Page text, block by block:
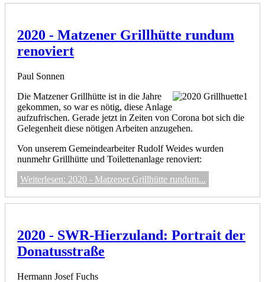
2020 - Matzener Grillhütte rundum
renoviert
Paul Sonnen
Die Matzener Grillhütte ist in die Jahre
gekommen, so war es nötig, diese Anlage
aufzufrischen. Gerade jetzt in Zeiten von Corona bot sich die
Gelegenheit diese nötigen Arbeiten anzugehen.
Von unserem Gemeindearbeiter Rudolf Weides wurden
nunmehr Grillhütte und Toilettenanlage renoviert:
Weiterlesen: 2020 - Matzener Grillhütte rundum...
2020 - SWR-Hierzuland: Portrait der
Donatusstraße
Hermann Josef Fuchs